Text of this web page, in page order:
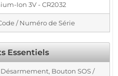
Ion 3V - CR2032
/ Numéro de Série
Essentiels
Bouton SOS /